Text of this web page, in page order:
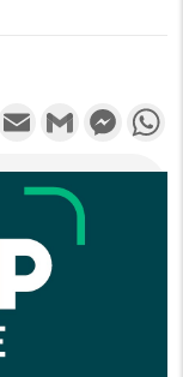
TwitterEmail Gmail